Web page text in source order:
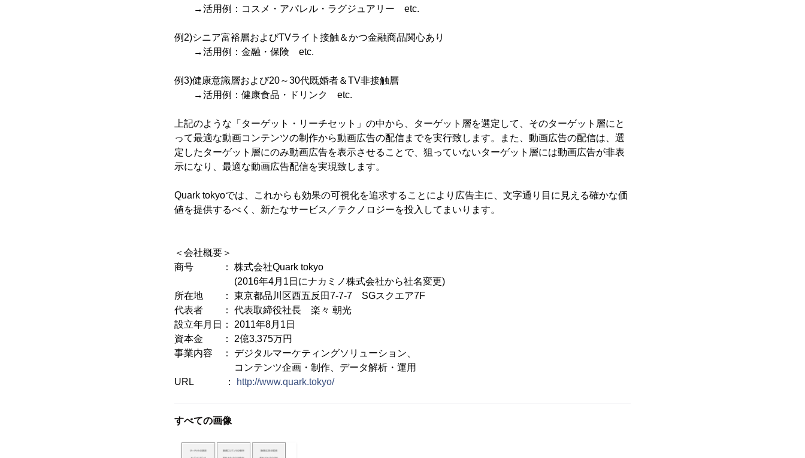
→活用例：コスメ・アパレル・ラグジュアリー etc.
例2)シニア富裕層およびTVライト接触＆かつ金融商品関心あり
→活用例：金融・保険 etc.
例3)健康意識層および20～30代既婚者＆TV非接触層
→活用例：健康食品・ドリンク etc.
上記のような「ターゲット・リーチセット」の中から、ターゲット層を選定して、そのターゲット層にと
って最適な動画コンテンツの制作から動画広告の配信までを実行致します。また、動画広告の配信は、選
定したターゲット層にのみ動画広告を表示させることで、狙っていないターゲット層には動画広告が非表
示になり、最適な動画広告配信を実現致します。
Quark tokyoでは、これからも効果の可視化を追求することにより広告主に、文字通り目に見える確かな価
値を提供するべく、新たなサービス／テクノロジーを投入してまいります。
＜会社概要＞
商号 ： 株式会社Quark tokyo
(2016年4月1日にナカミノ株式会社から社名変更)
所在地 ： 東京都品川区西五反田7-7-7 SGスクエア7F
代表者 ： 代表取締役社長 楽々 朝光
設立年月日： 2011年8月1日
資本金 ： 2億3,375万円
事業内容 ： デジタルマーケティングソリューション、
コンテンツ企画・制作、データ解析・運用
URL ：
http://www.quark.tokyo/
すべての画像